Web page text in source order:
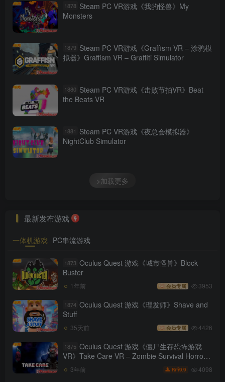
1878 Steam PC VR游戏《我的怪兽》My
Monsters
1879 Steam PC VR游戏《Graffism VR – 涂鸦模
拟器》Graffism VR – Graffiti Simulator
1880 Steam PC VR游戏《击败节拍VR》Beat
the Beats VR
1881 Steam PC VR游戏《夜总会模拟器》
NightClub Simulator
>加载更多
最新发布游戏
一体机游戏 PC串流游戏
1873 Oculus Quest 游戏《城市怪兽》Block
Buster
1年前 会员专属 3953
1874 Oculus Quest 游戏《理发师》Shave and
Stuff
35天前 会员专属 4426
1875 Oculus Quest 游戏《僵尸生存恐怖游戏
VR》Take Care VR – Zombie Survival Horror
Game（高速下载）
3年前 R币9.9 4098